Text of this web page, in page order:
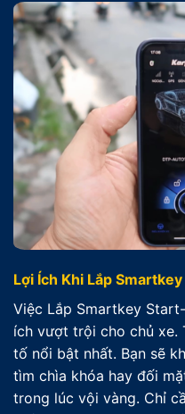
Lợi Ích Khi Lắp
Việc Lắp Smartkey
ích vượt trội cho chủ xe.
tố nổi bật nhất. Bạn sẽ
tìm chìa khóa hay đối
trong lúc vội vàng. Chỉ